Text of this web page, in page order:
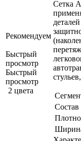
Рекомендуем
Быстрый
просмотр
Быстрый
просмотр
2 цвета
Сетка
Состав